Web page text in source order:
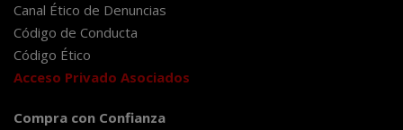
Canal Ético de Denuncias
Código de Conducta
Código Ético
Acceso Privado Asociados
Compra con Confianza